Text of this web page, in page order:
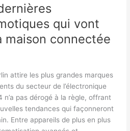
qui vont
maison connectée
attire les plus grandes marques
du secteur de l’électronique
n’a pas dérogé à la règle, offrant
tendances qui façonneront
Entre appareils de plus en plus